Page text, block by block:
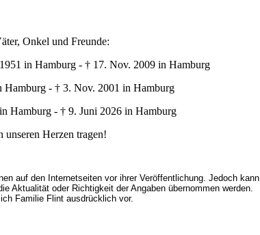
Onkel und Freunde:
in Hamburg - † 17. Nov. 2009 in Hamburg
- † 3. Nov. 2001 in Hamburg
Hamburg - † 9. Juni 2026 in Hamburg
Herzen tragen!
auf den Internetseiten vor ihrer Veröffentlichung. Jedoch kann
Aktualität oder Richtigkeit der Angaben übernommen werden.
Familie Flint ausdrücklich vor.